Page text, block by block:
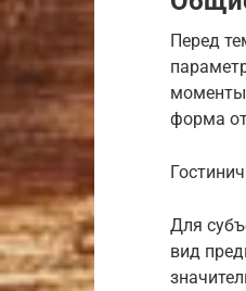
Перед
форма
Для
вид